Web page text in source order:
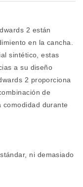
2 están
en la cancha.
sintético, estas
a su diseño
2 proporciona
de
durante
ni demasiado